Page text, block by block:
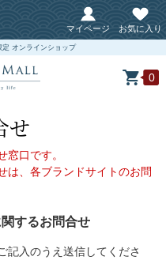
マイページ お気に入り
定 オンラインショップ
0
せ
窓口です。
は、各ブランドサイトのお問
するお問合せ
記入のうえ送信してくださ